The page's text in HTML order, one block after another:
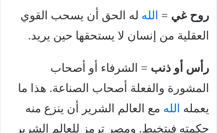
روح غي = الله له الحق أن يسحب القوي
العقلية من إنسان لا يستحقها حين يريد.
رأس أو ذنب = الشرفاء أو أصحاب
المشورة والفعلة أصحاب الصناعة. هذا ما
يعمله
الله مع العالم الشرير أن ينزع منه
حكمته فيتخبط. ومصر ترمز للعالم الشرير